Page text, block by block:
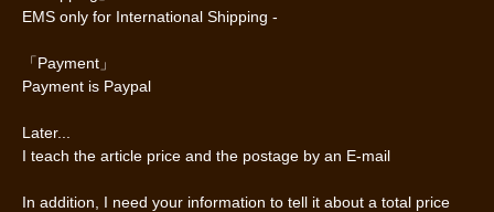
EMS only for International Shipping -
「Payment」
Payment is Paypal
Later...
I teach the article price and the postage by an E-mail
In addition, I need your information to tell it about a total price